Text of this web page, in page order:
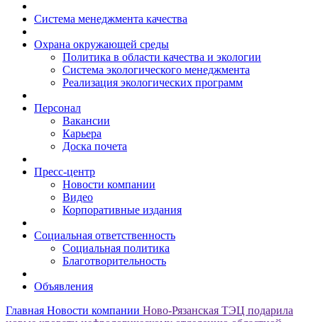
Система менеджмента качества
Охрана окружающей среды
Политика в области качества и экологии
Система экологического менеджмента
Реализация экологических программ
Персонал
Вакансии
Карьера
Доска почета
Пресс-центр
Новости компании
Видео
Корпоративные издания
Социальная ответственность
Социальная политика
Благотворительность
Объявления
Главная Новости компании Ново-Рязанская ТЭЦ подарила